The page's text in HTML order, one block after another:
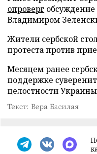
опроверг обсуждение
Владимиром
Жители сербской
протеста против
Месяцем ранее
поддержке
целостности
Текст: Вера Басилая